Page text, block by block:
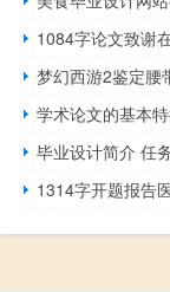
1084字论文致谢
梦幻西游2鉴定腰
毕业设计简介 任
1314字开题报告